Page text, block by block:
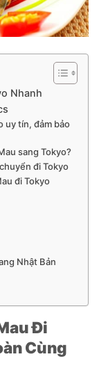
Nhanh
uy tín, đảm bảo
sang Tokyo?
đi Tokyo
đi Tokyo
Nhật Bản
Đi
Cùng